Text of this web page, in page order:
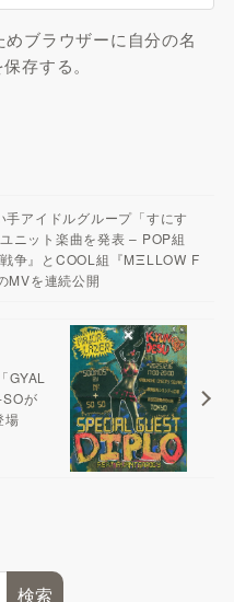
ブラウザーに自分の名
存する。
手アイドルグループ「すにす
ニット楽曲を発表 – POP組
戦争』とCOOL組『MΞLLOW F
MVを連続公開
が
場
検索